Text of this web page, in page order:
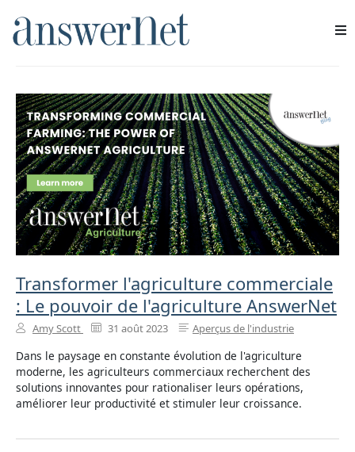
Industries
Ressources
À propos de nous
Nous contacter
l'agriculture
Transformer l'agriculture commerciale
: Le pouvoir de l'agriculture AnswerNet
Amy Scott 31 août 2023 Aperçus de l'industrie
Dans le paysage en constante évolution de l'agriculture
moderne, les agriculteurs commerciaux recherchent des
solutions innovantes pour rationaliser leurs opérations,
améliorer leur productivité et stimuler leur croissance.